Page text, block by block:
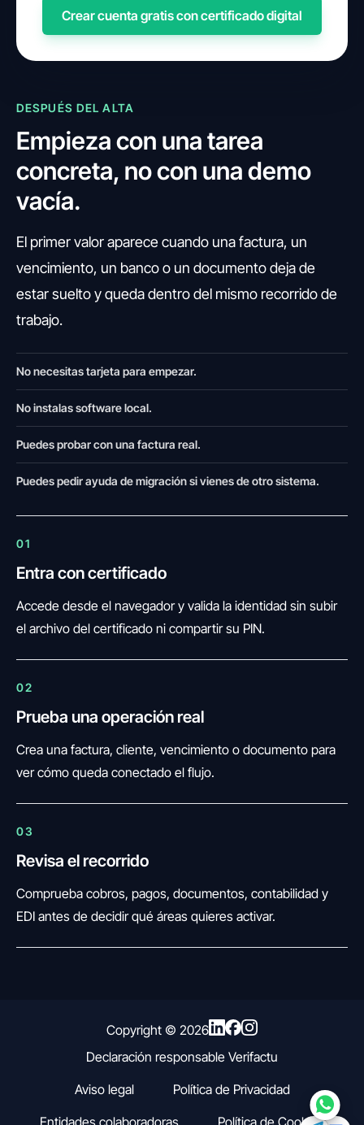
Crear cuenta gratis con certificado digital
DESPUÉS DEL ALTA
Empieza con una tarea
concreta, no con una demo
vacía.
El primer valor aparece cuando una factura, un
vencimiento, un banco o un documento deja de
estar suelto y queda dentro del mismo recorrido de
trabajo.
No necesitas tarjeta para empezar.
No instalas software local.
Puedes probar con una factura real.
Puedes pedir ayuda de migración si vienes de otro sistema.
01
Entra con certificado
Accede desde el navegador y valida la identidad sin subir
el archivo del certificado ni compartir su PIN.
02
Prueba una operación real
Crea una factura, cliente, vencimiento o documento para
ver cómo queda conectado el flujo.
03
Revisa el recorrido
Comprueba cobros, pagos, documentos, contabilidad y
EDI antes de decidir qué áreas quieres activar.
Copyright © 2026
Declaración responsable Verifactu
Aviso legal
Política de Privacidad
Entidades colaboradoras
Política de Cookies
FINANEDI
Pedir información sobre FinanEDI